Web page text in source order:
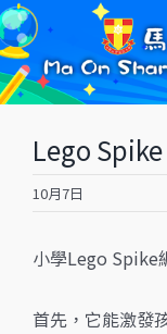
Skip
to
content
Lego
10月7日
小學Lego Spike
首先，它能激發